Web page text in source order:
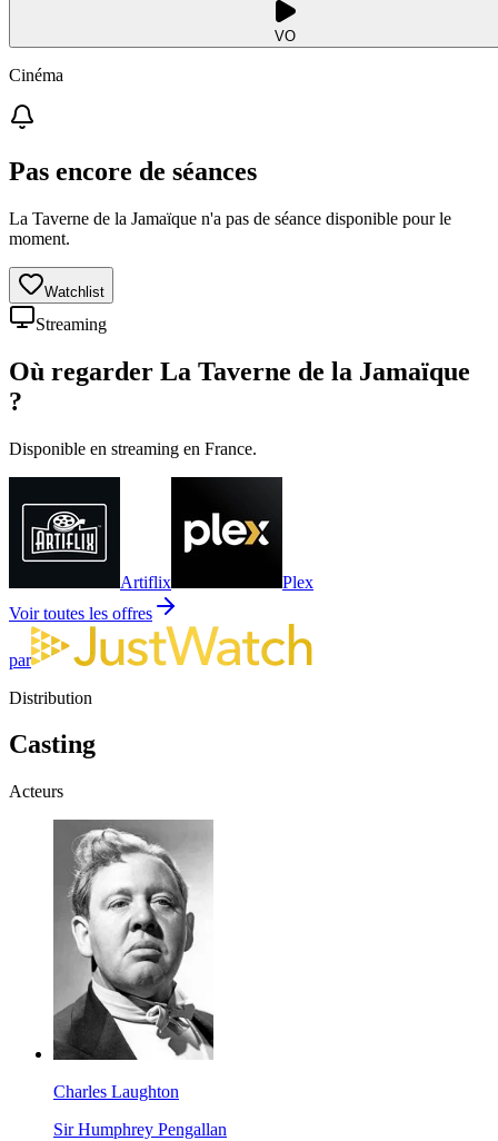
VO
Cinéma
Pas encore de séances
La Taverne de la Jamaïque n'a pas de séance disponible pour le
moment.
Watchlist
Streaming
Où regarder La Taverne de la Jamaïque
?
Disponible en streaming en France.
Artiflix
Plex
Voir toutes les offres
par
Distribution
Casting
Acteurs
Charles Laughton
Sir Humphrey Pengallan